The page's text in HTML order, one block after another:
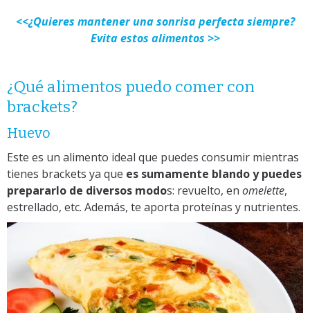
<<¿Quieres mantener una sonrisa perfecta siempre?
Evita estos alimentos >>
¿Qué alimentos puedo comer con
brackets?
Huevo
Este es un alimento ideal que puedes consumir mientras
tienes brackets ya que es sumamente blando y puedes
prepararlo de diversos modos: revuelto, en omelette,
estrellado, etc. Además, te aporta proteínas y nutrientes.